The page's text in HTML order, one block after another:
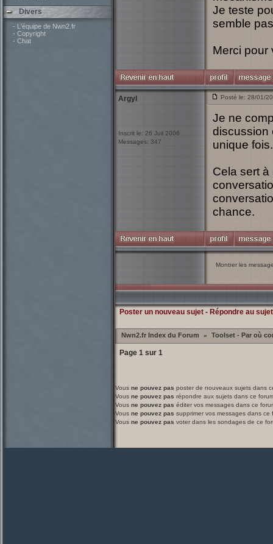
Divers
- L'équipe de Nwn2.fr
- Copyright
- Chat
Je teste
semble
Merci pour
Argyl
Inscrit le: 26 Juil 2006
Messages: 347
Posté le: 28/01/
Je ne
discussion
unique fois.
Cela sert
chance.
Montrer les
Poster un nouveau sujet- Répondre au sujet
Nwn2.fr Index du Forum » Toolset - Par où
Page 1sur 1
Vous ne pouvez pas poster de nouveaux sujets dans
Vous ne pouvez pas répondre aux sujets dans ce
Vous ne pouvez pas éditer vos messages dans ce
Vous ne pouvez pas supprimer vos messages dans ce
Vous ne pouvez pas voter dans les sondages de ce